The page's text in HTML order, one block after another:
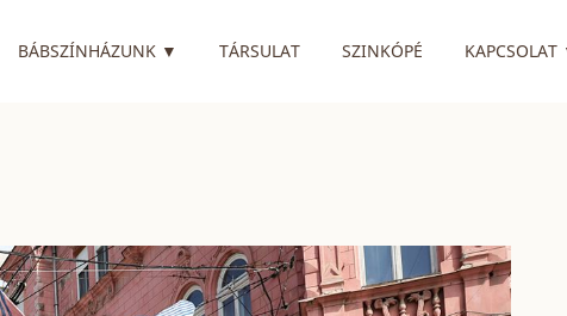
BÁBSZÍNHÁZUNK ▼ RENDELKEZIK ALMENÜVEL
TÁRSULAT SZINKÓPÉ KAPCSOLAT